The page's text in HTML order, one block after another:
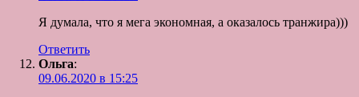
Я думала, что я мега экономная, а оказалось транжира)))
Ответить
Ольга:
09.06.2020 в 15:25